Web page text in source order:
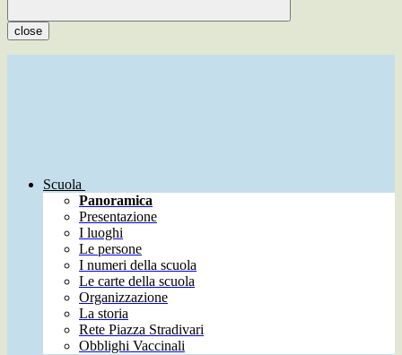
close
Scuola
Panoramica
Presentazione
I luoghi
Le persone
I numeri della scuola
Le carte della scuola
Organizzazione
La storia
Rete Piazza Stradivari
Obblighi Vaccinali